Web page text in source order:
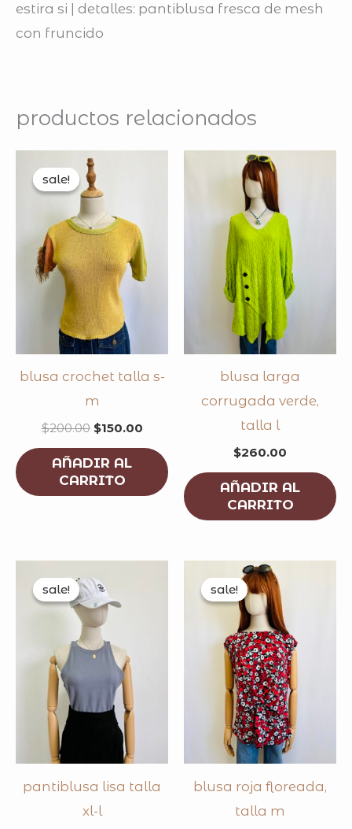
estira si | detalles: pantiblusa fresca de mesh
con fruncido
productos relacionados
sale!
sale!
blusa crochet talla s-
m
$200.00
original
price
was:
$200.00.
$150.00
AÑADIR AL
CARRITO
blusa larga
corrugada verde,
talla l
$260.00
AÑADIR AL
CARRITO
sale!
sale!
pantiblusa lisa talla
xl-l
price
was:
$200.00.
sale!
sale!
blusa roja floreada,
talla m
original
price
was:
$160.00.